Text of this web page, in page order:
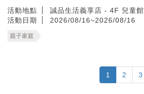
活動地點
誠品生活義享店 - 4F 兒童館
活動日期
2026/08/16~2026/08/16
親子家庭
1 2 3